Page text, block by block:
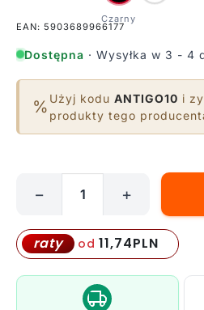
EAN: 5903689966177
Dostępna · Wysyłka w 3 - 4
% Użyj kodu ANTIGO10 i
produkty tego
lampa
wisząca
Yabu
− +
raty od 11,74PLN